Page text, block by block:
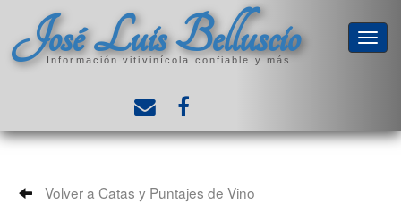
José Luis Belluscio
Información vitivinícola confiable y más
Volver a Catas y Puntajes de Vino